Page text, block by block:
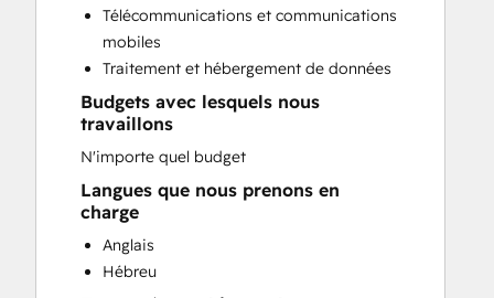
Télécommunications et communications
mobiles
Traitement et hébergement de données
Budgets avec lesquels nous
travaillons
N'importe quel budget
Langues que nous prenons en
charge
Anglais
Hébreu